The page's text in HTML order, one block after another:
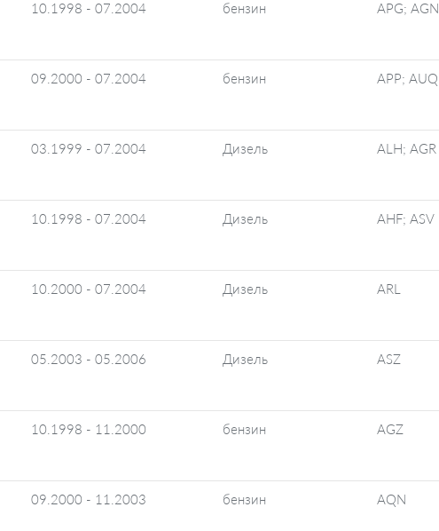
10.1998 - 07.2004 бензин APG; AGN
09.2000 - 07.2004 бензин APP; AUQ
03.1999 - 07.2004 Дизель ALH; AGR
10.1998 - 07.2004 Дизель AHF; ASV
10.2000 - 07.2004 Дизель ARL
05.2003 - 05.2006 Дизель ASZ
10.1998 - 11.2000 бензин AGZ
09.2000 - 11.2003 бензин AQN